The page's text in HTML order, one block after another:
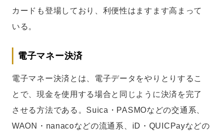
カードも登場しており、利便性はますます高まって
いる。
電子マネー決済
電子マネー決済とは、電子データをやりとりするこ
とで、現金を使用する場合と同じように決済を完了
させる方法である。Suica・PASMOなどの交通系、
WAON・nanacoなどの流通系、iD・QUICPayなどの